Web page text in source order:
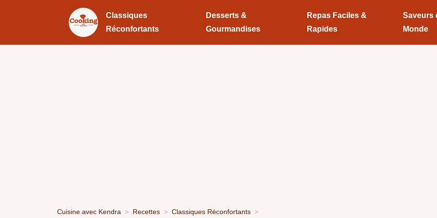
Classiques
Réconfortants
Desserts &
Gourmandises
Repas Faciles &
Rapides
Saveurs
Monde
Cuisine avec Kendra Recettes Classiques Réconfortants